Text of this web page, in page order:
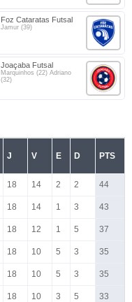
Foz Cataratas Futsal
Jamur (39)
Joaçaba Futsal
Marquinhos (22) Adriano
(32)
J V E D PTS
18 14 2 2 44
18 14 1 3 43
18 12 1 5 37
18 10 5 3 35
18 10 5 3 35
18 10 3 5 33